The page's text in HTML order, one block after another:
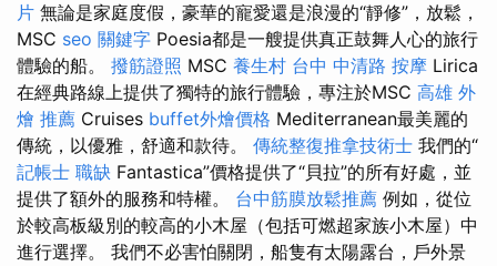
片 無論是家庭度假，豪華的寵愛還是浪漫的“靜修”，放鬆，
MSC seo 關鍵字 Poesia都是一艘提供真正鼓舞人心的旅行
體驗的船。 撥筋證照 MSC 養生村 台中 中清路 按摩 Lirica
在經典路線上提供了獨特的旅行體驗，專注於MSC 高雄 外
燴 推薦 Cruises buffet外燴價格 Mediterranean最美麗的
傳統，以優雅，舒適和款待。 傳統整復推拿技術士 我們的“
記帳士 職缺 Fantastica”價格提供了“貝拉”的所有好處，並
提供了額外的服務和特權。 台中筋膜放鬆推薦 例如，從位
於較高板級別的較高的小木屋（包括可燃超家族小木屋）中
進行選擇。 我們不必害怕關閉，船隻有太陽露台，戶外景